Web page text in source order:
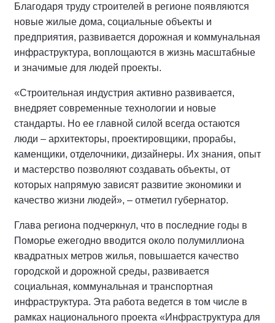
Благодаря труду строителей в регионе появляются
новые жилые дома, социальные объекты и
предприятия, развивается дорожная и коммунальная
инфраструктура, воплощаются в жизнь масштабные
и значимые для людей проекты.
«Строительная индустрия активно развивается,
внедряет современные технологии и новые
стандарты. Но ее главной силой всегда остаются
люди – архитекторы, проектировщики, прорабы,
каменщики, отделочники, дизайнеры. Их знания, опыт
и мастерство позволяют создавать объекты, от
которых напрямую зависят развитие экономики и
качество жизни людей», – отметил губернатор.
Глава региона подчеркнул, что в последние годы в
Поморье ежегодно вводится около полумиллиона
квадратных метров жилья, повышается качество
городской и дорожной среды, развивается
социальная, коммунальная и транспортная
инфраструктура. Эта работа ведется в том числе в
рамках национального проекта «Инфраструктура для